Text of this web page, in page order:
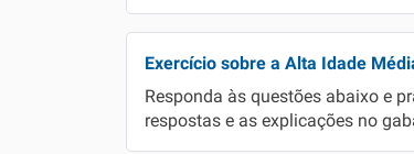
Exercício sobre a Alta Idade
Responda às questões abaixo e
respostas e as explicações no